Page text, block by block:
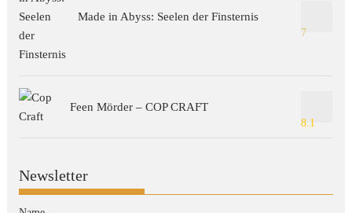
Made in Abyss: Seelen der Finsternis
7
Feen Mörder – COP CRAFT
8.1
Newsletter